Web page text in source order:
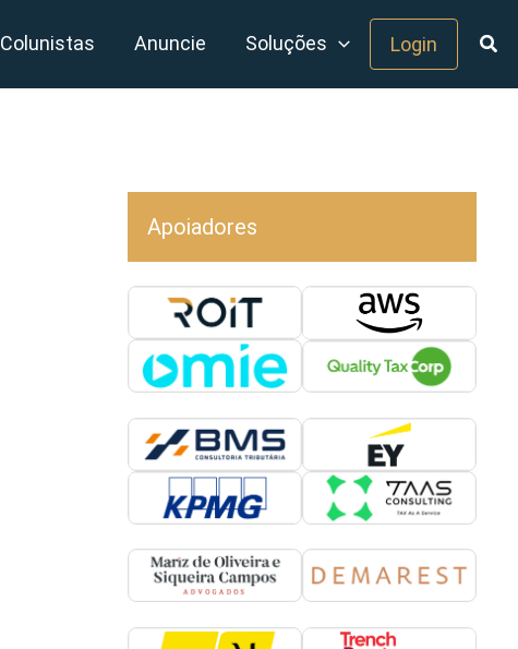
Colunistas Anuncie Soluções Login
Apoiadores